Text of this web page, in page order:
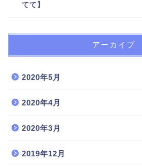
てて】
アーカイブ
2020年5月
2020年4月
2020年3月
2019年12月